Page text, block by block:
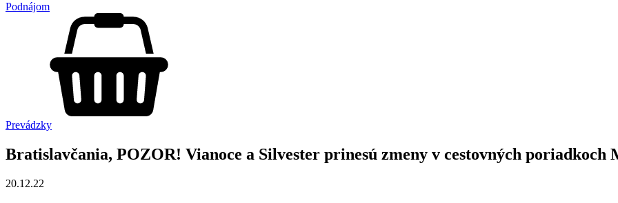
Podnájom
Prevádzky
Bratislavčania, POZOR! Vianoce a Silvester prinesú zmeny v cestovných poriadkoch
20.12.22